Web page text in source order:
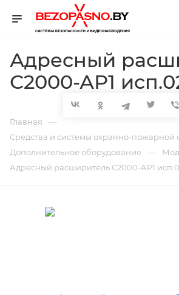
Адресный
С2000-АР1
Главная —
Средства и системы охранно-пожарной
Дополнительное оборудование —
Адресный расширитель С2000-АР1